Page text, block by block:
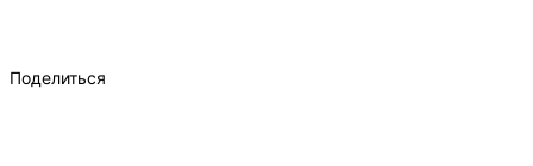
Поделиться